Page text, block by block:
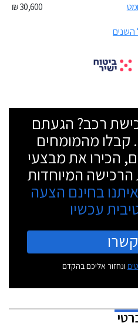
30,600 ₪
השנים
רכב? הגעתם
קבלו מהמומחים
הכירו את מבצעי
הרכישה המיוחדות
בחינם הצעה
עכשיו
ונחזור אליכם בהקדם